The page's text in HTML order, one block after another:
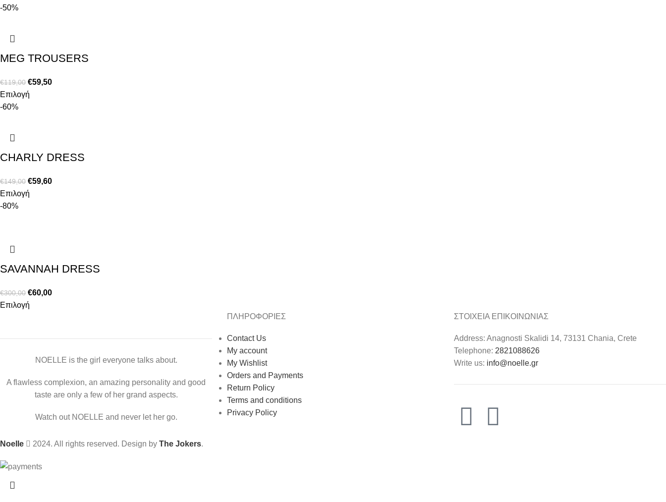
-50%
MEG TROUSERS
€119,00 €59,50
Επιλογή
-60%
CHARLY DRESS
€149,00 €59,60
Επιλογή
-80%
SAVANNAH DRESS
€300,00 €60,00
Επιλογή
NOELLE is the girl everyone talks about.
A flawless complexion, an amazing personality and good
taste are only a few of her grand aspects.
Watch out NOELLE and never let her go.
ΠΛΗΡΟΦΟΡΙΕΣ
Contact Us
My account
My Wishlist
Orders and Payments
Return Policy
Terms and conditions
Privacy Policy
ΣΤΟΙΧΕΙΑ ΕΠΙΚΟΙΝΩΝΙΑΣ
Address: Anagnosti Skalidi 14, 73131 Chania, Crete
Telephone: 2821088626
Write us: info@noelle.gr
Noelle 2024. All rights reserved. Design by The Jokers.